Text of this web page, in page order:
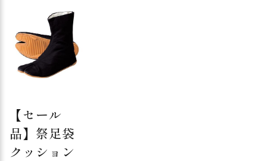
【セール
品】祭足袋
クッション